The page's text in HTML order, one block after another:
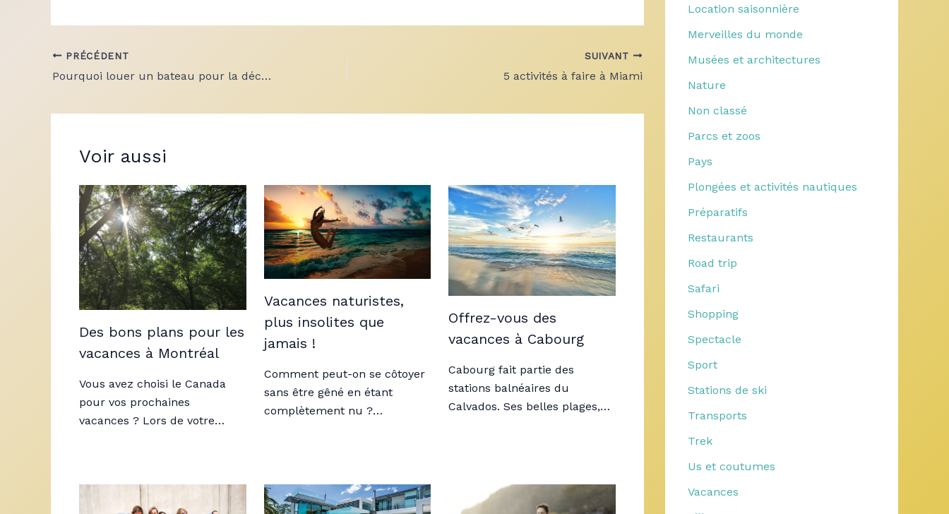
PRÉCÉDENT
Pourquoi louer un bateau pour la découverte du bassin d’Arcachon ?
SUIVANT
5 activités à faire à Miami
Voir aussi
Des bons plans pour les
vacances à Montréal
Vous avez choisi le Canada
pour vos prochaines
vacances ? Lors de votre…
Vacances naturistes,
plus insolites que
jamais !
Comment peut-on se côtoyer
sans être gêné en étant
complètement nu ?…
Offrez-vous des
vacances à Cabourg
Cabourg fait partie des
stations balnéaires du
Calvados. Ses belles plages,…
Location saisonnière
Merveilles du monde
Musées et architectures
Nature
Non classé
Parcs et zoos
Pays
Plongées et activités nautiques
Préparatifs
Restaurants
Road trip
Safari
Shopping
Spectacle
Sport
Stations de ski
Transports
Trek
Us et coutumes
Vacances